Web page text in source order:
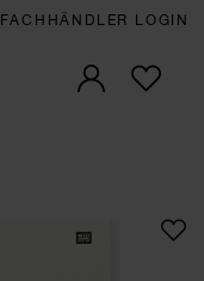
FACHHÄNDLER LOGIN